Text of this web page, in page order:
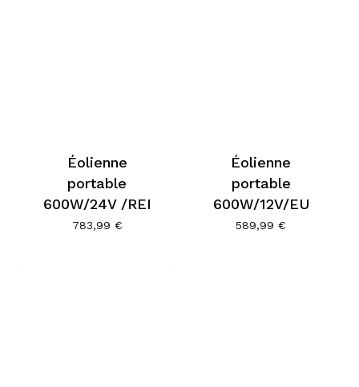
Éolienne
portable
600W/24V /REI
783,99 €
Éolienne
portable
600W/12V/EU
589,99€